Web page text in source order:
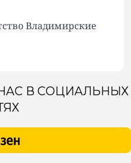
Владимирские
В СОЦИАЛЬНЫХ